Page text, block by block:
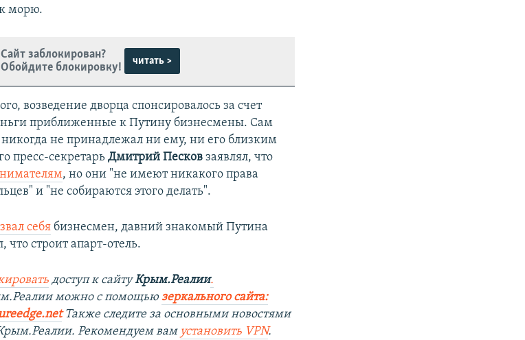
к морю.
Сайт заблокирован?
Обойдите блокировку!
читать >
возведение дворца спонсировалось за счет
приближенные к Путину бизнесмены. Сам
никогда не принадлежал ни ему, ни его близким
пресс-секретарьДмитрий Песков заявлял, что
, но они "не имеют никакого права
и "не собираются этого делать".
себя бизнесмен, давний знакомый Путина
что строит апарт-отель.
доступ к сайтуКрым.Реалии.
можно с помощьюзеркального сайта:
Также следите за основными новостями
Рекомендуем вам установить VPN.